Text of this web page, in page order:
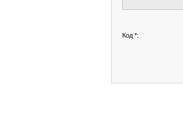
Код *: